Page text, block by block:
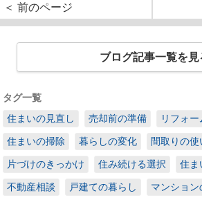
＜ 前のページ
ブログ記事一覧を見
タグ一覧
住まいの見直し
売却前の準備 リフォ
住まいの掃除 暮らしの変化 間取りの使
片づけのきっかけ 住み続ける選択 住ま
不動産相談 戸建ての暮らし マンション